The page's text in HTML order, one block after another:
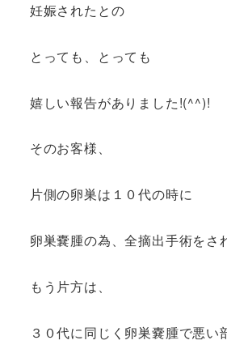
妊娠されたとの
とっても、とっても
嬉しい報告がありました!(^^)!
そのお客様、
片側の卵巣は１０代の時に
卵巣嚢腫の為、全摘出手術をさ
もう片方は、
３０代に同じく卵巣嚢腫で悪い